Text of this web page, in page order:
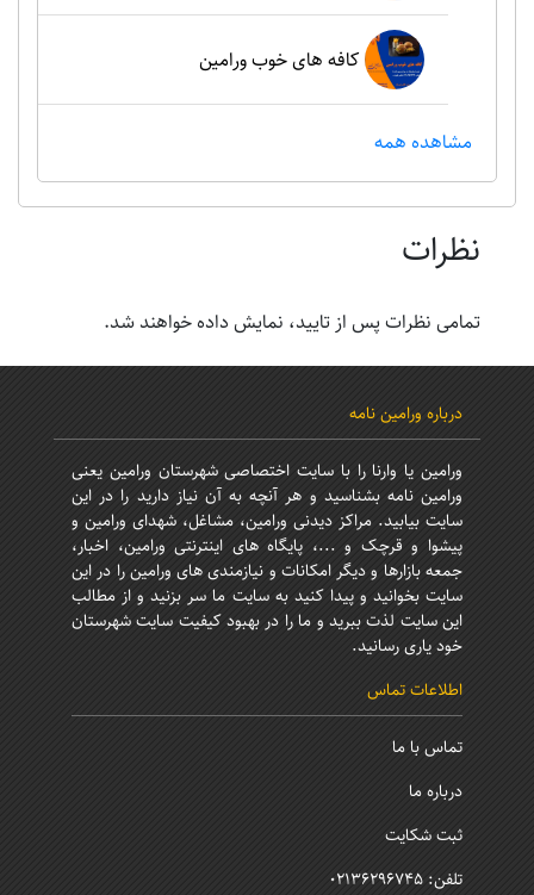
کافه های خوب ورامین
مشاهده همه
نظرات
تمامی نظرات پس از تایید، نمایش داده خواهند شد.
درباره ورامین نامه
ورامین یا وارنا را با سایت اختصاصی شهرستان ورامین یعنی
ورامین نامه بشناسید و هر آنچه به آن نیاز دارید را در این
سایت بیابید. مراکز دیدنی ورامین، مشاغل، شهدای ورامین و
پیشوا و قرچک و ...، پایگاه های اینترنتی ورامین، اخبار،
جمعه بازارها و دیگر امکانات و نیازمندی های ورامین را در این
سایت بخوانید و پیدا کنید به سایت ما سر بزنید و از مطالب
این سایت لذت ببرید و ما را در بهبود کیفیت سایت شهرستان
خود یاری رسانید.
اطلاعات تماس
تماس با ما
درباره ما
ثبت شکایت
تلفن: 02136296745